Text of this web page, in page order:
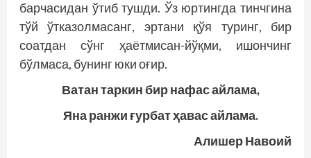
барчасидан ўтиб тушди. Ўз юртингда тинчгина
тўй ўтказолмасанг, эртани қўя туринг, бир
соатдан сўнг ҳаётмисан-йўқми, ишончинг
бўлмаса, бунинг юки оғир.
Ватан таркин бир нафас айлама,
Яна ранжи ғурбат ҳавас айлама.
Алишер Навоий